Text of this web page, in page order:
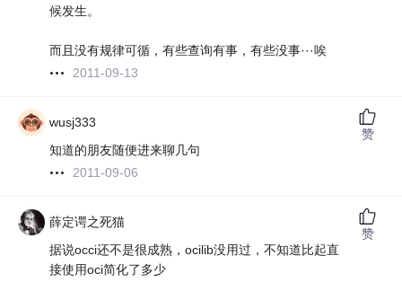
候发生。
而且没有规律可循，有些查询有事，有些没事···唉
2011-09-13
wusj333
知道的朋友随便进来聊几句
2011-09-06
赞
薛定谔之死猫
据说occi还不是很成熟，ocilib没用过，不知道比起直
接使用oci简化了多少
赞